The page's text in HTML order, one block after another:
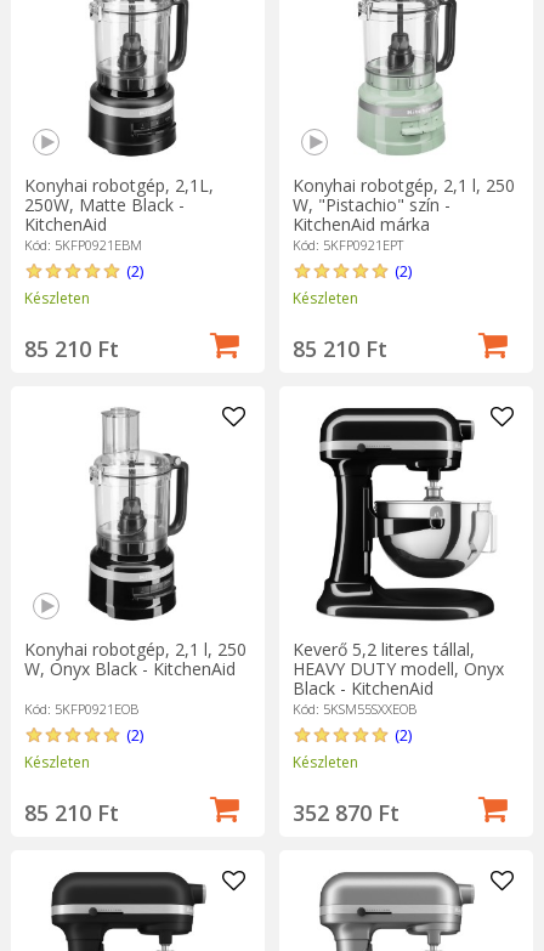
Konyhai robotgép, 2,1L,
250W, Matte Black -
KitchenAid
Kód: 5KFP0921EBM
(2)
Készleten
85 210 Ft
Konyhai robotgép, 2,1 l, 250
W, "Pistachio" szín -
KitchenAid márka
Kód: 5KFP0921EPT
(2)
Készleten
85 210 Ft
Konyhai robotgép, 2,1 l, 250
W, Onyx Black - KitchenAid
Kód: 5KFP0921EOB
(2)
Készleten
85 210 Ft
Keverő 5,2 literes tállal,
HEAVY DUTY modell, Onyx
Black - KitchenAid
Kód: 5KSM55SXXEOB
(2)
Készleten
352 870 Ft